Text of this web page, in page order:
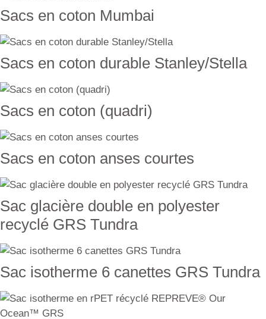
Sacs en coton Mumbai
Sacs en coton durable Stanley/Stella
Sacs en coton (quadri)
Sacs en coton anses courtes
Sac glacière double en polyester
recyclé GRS Tundra
Sac isotherme 6 canettes GRS Tundra